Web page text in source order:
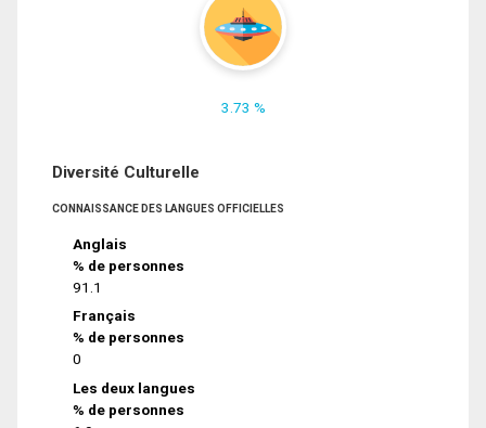
3.73 %
Diversité Culturelle
CONNAISSANCE DES LANGUES OFFICIELLES
Anglais
% de personnes
91.1
Français
% de personnes
0
Les deux langues
% de personnes